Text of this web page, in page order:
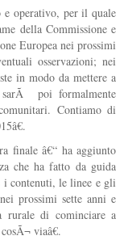
e operativo, per il quale
della Commissione e
Europea nei prossimi
osservazioni; nei
in modo da mettere a
poi formalmente
Contiamo di
finale â€“ ha aggiunto
che ha fatto da guida
i contenuti, le linee e gli
prossimi sette anni e
rurale di cominciare a
viaâ€.